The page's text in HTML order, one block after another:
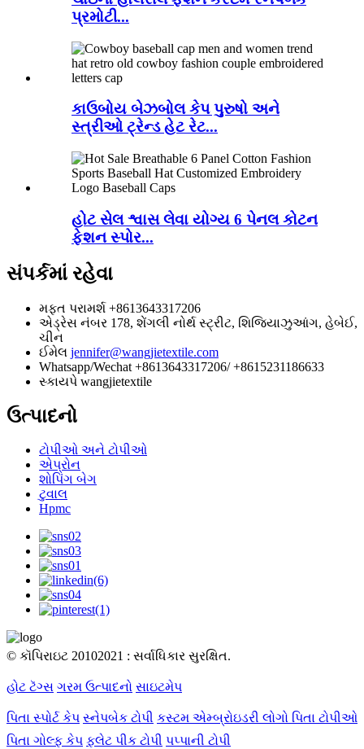
પ્રમોટી...
કાઉબોય બેઝબોલ કેપ પુરુષો અને
સ્ત્રીઓ ટ્રેન્ડ હેટ રેટ...
હોટ સેલ શ્વાસ લેવા યોગ્ય 6 પેનલ કોટન
ફેશન સ્પોર...
સંપર્કમાં રહેવા
મફત પરામર્શ +8613643317206
એડ્રેસ નંબર 178, શેંગલી નોર્થ સ્ટ્રીટ, શિજિયાઝુઆંગ, હેબેઈ,
ચીન
ઈમેલ jennifer@wangjietextile.com
Whatsapp/Wechat +8613643317206/ +8615231186633
સ્કાયપે wangjietextile
ઉત્પાદનો
ટોપીઓ અને ટોપીઓ
એપ્રોન
શોપિંગ બેગ
ટુવાલ
Hpmc
© કૉપિરાઇટ 20102021 : સર્વાધિકાર સુરક્ષિત.
હોટ ટૅગ્સ ગરમ ઉત્પાદનો સાઇટમેપ
પિતા સ્પોર્ટ કેપ સ્નેપબેક ટોપી કસ્ટમ એમ્બ્રોઇડરી લોગો પિતા ટોપીઓ
પિતા ગોલ્ફ કેપ ફ્લેટ પીક ટોપી પપ્પાની ટોપી